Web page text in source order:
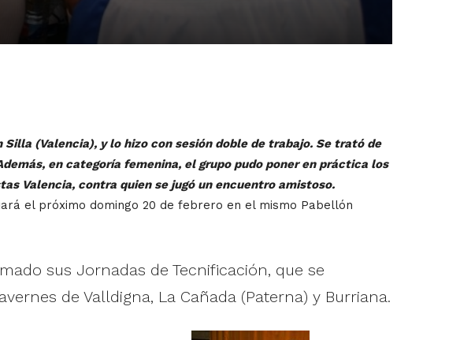
(Valencia), y lo hizo con sesión doble de trabajo. Se trató de
en categoría femenina, el grupo pudo poner en práctica los
Valencia, contra quien se jugó un encuentro amistoso.
el próximo domingo 20 de febrero en el mismo Pabellón
sus Jornadas de Tecnificación, que se
de Valldigna, La Cañada (Paterna) y Burriana.